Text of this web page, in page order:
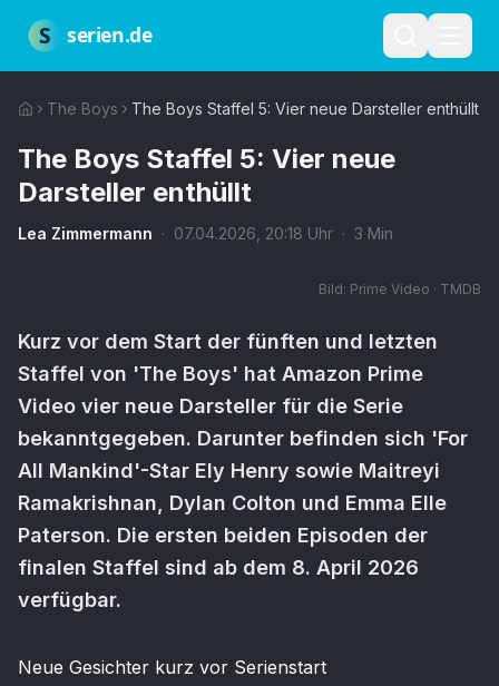
S serien.de
The Boys The Boys Staffel 5: Vier neue Darsteller enthüllt
The Boys Staffel 5: Vier neue
Darsteller enthüllt
Lea Zimmermann · 07.04.2026 20:18 Uhr · 3 Min
Bild: Prime Video · TMDB
Kurz vor dem Start der fünften und letzten
Staffel von 'The Boys' hat Amazon Prime
Video vier neue Darsteller für die Serie
bekanntgegeben. Darunter befinden sich 'For
All Mankind'-Star Ely Henry sowie Maitreyi
Ramakrishnan, Dylan Colton und Emma Elle
Paterson. Die ersten beiden Episoden der
finalen Staffel sind ab dem 8. April 2026
verfügbar.
Artikel-Inhalt
Neue Gesichter kurz vor Serienstart
Nutzungsbedingungen